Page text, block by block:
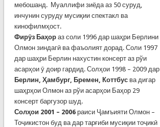
мебошанд. Муаллифи зиёда аз 50 суруд,
инчунин суруду мусиқии спектакл ва
кинофилмҳост.
Фирӯз Баҳораз соли 1996 дар шаҳри Берлини
Олмон зиндагӣ ва фаъолият дорад. Соли 1997
дар шаҳри Берлин нахустин консерт аз рўи
асарҳои ӯ доир гардид. Солҳои 1998 – 2009 дар
Берлин, Ҳамбург, Бремен, Коттбусва дигар
шаҳрҳои Олмон аз рўи асарҳои Баҳор 29
консерт баргузор шуд.
Солҳои 2001 – 2006раиси Ҷамъияти Олмон –
Тоҷикистон буд ва дар тарғиби мусиқии тоҷикӣ